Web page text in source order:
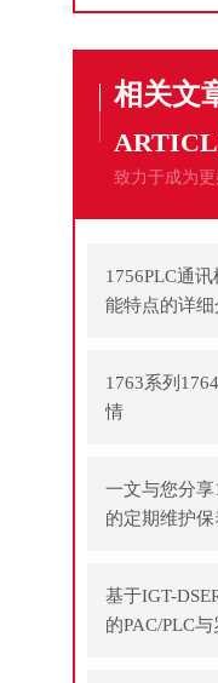
相关文
致力于成为更
1756PLC通
能特点的详细
1763系列
情
一文与您分享
的定期维护
基于IGT-
的PAC/PLC